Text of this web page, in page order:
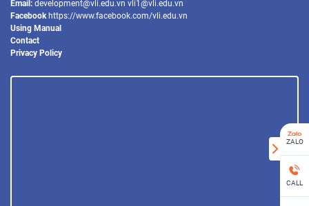
Email: development@vli.edu.vn vli1@vli.edu.vn
Facebook https://www.facebook.com/vli.edu.vn
Using Manual
Contact
Privacy Policy
ZALO
CALL